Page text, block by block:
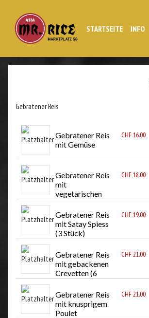
STARTSEITE INFO
Gebratener Reis
Gebratener Reis
mit Gemüse
CHF 16.00
Gebratener Reis
mit
vegetarischen
CHF 18.00
Gebratener Reis
mit Satay Spiess
(3 Stück)
CHF 19.00
Gebratener Reis
mit gebackenen
Crevetten (6
CHF21.00
Gebratener Reis
mit knusprigem
Poulet
CHF21.00